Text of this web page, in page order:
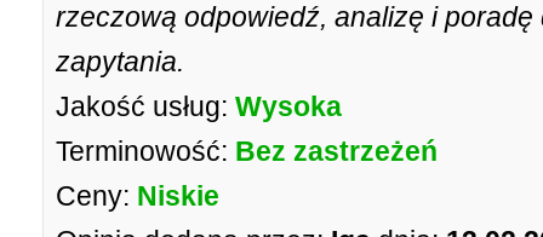
rzeczową odpowiedź, analizę i
zapytania.
Jakość usług: Wysoka
Terminowość: Bez zastrzeżeń
Ceny: Niskie